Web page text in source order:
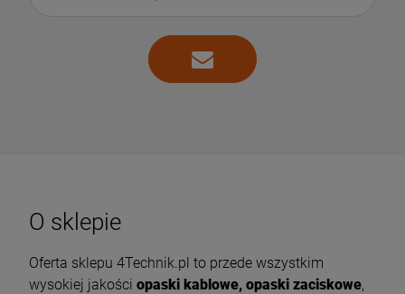
O sklepie
Oferta sklepu 4Technik.pl to przede wszystkim
wysokiej jakości opaski kablowe, opaski zaciskowe,